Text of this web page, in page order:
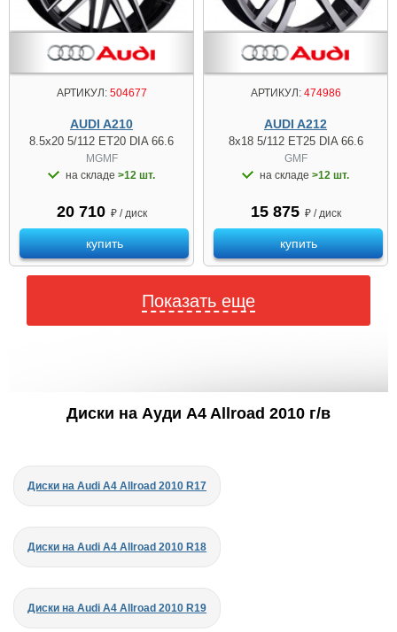
АРТИКУЛ:504677
AUDI A210
8.5x20 5/112 ET20 DIA 66.6
MGMF
на складе >12 шт.
20 710 ₽ / диск
купить
АРТИКУЛ:474986
AUDI A212
8x18 5/112 ET25 DIA 66.6
GMF
на складе >12 шт.
15 875 ₽ / диск
купить
Показать еще
Диски на Ауди A4 Allroad 2010 г/в
Диски на Audi A4 Allroad 2010 R17
Диски на Audi A4 Allroad 2010 R18
Диски на Audi A4 Allroad 2010 R19